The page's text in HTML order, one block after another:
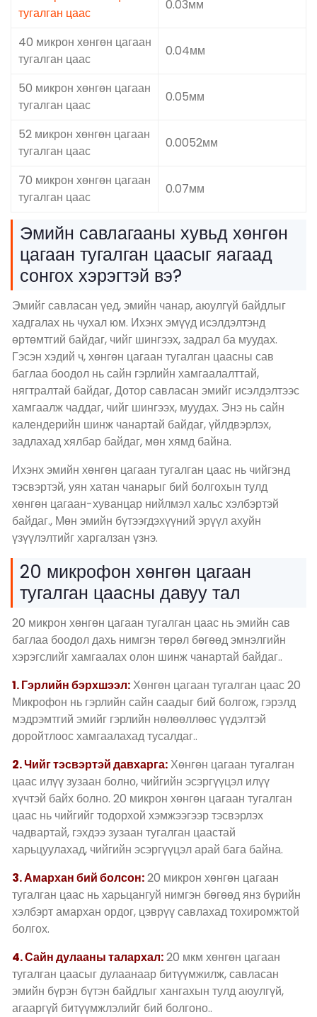
тугалган цаас
0.03мм
40 микрон хөнгөн цагаан
тугалган цаас
0.04мм
50 микрон хөнгөн цагаан
тугалган цаас
0.05мм
52 микрон хөнгөн цагаан
тугалган цаас
0.0052мм
70 микрон хөнгөн цагаан
тугалган цаас
0.07мм
Эмийн савлагааны хувьд хөнгөн
цагаан тугалган цаасыг яагаад
сонгох хэрэгтэй вэ?
Эмийг савласан үед, эмийн чанар, аюулгүй байдлыг
хадгалах нь чухал юм. Ихэнх эмүүд исэлдэлтэнд
өртөмтгий байдаг, чийг шингээх, задрал ба муудах.
Гэсэн хэдий ч, хөнгөн цагаан тугалган цаасны сав
баглаа боодол нь сайн гэрлийн хамгаалалттай,
нягтралтай байдаг, Дотор савласан эмийг исэлдэлтээс
хамгаалж чаддаг, чийг шингээх, муудах. Энэ нь сайн
календерийн шинж чанартай байдаг, үйлдвэрлэх,
задлахад хялбар байдаг, мөн хямд байна.
Ихэнх эмийн хөнгөн цагаан тугалган цаас нь чийгэнд
тэсвэртэй, уян хатан чанарыг бий болгохын тулд
хөнгөн цагаан-хуванцар нийлмэл хальс хэлбэртэй
байдаг., Мөн эмийн бүтээгдэхүүний эрүүл ахуйн
үзүүлэлтийг харгалзан үзнэ.
20 микрофон хөнгөн цагаан
тугалган цаасны давуу тал
20 микрон хөнгөн цагаан тугалган цаас нь эмийн сав
баглаа боодол дахь нимгэн төрөл бөгөөд эмнэлгийн
хэрэгслийг хамгаалах олон шинж чанартай байдаг..
1. Гэрлийн бэрхшээл:Хөнгөн цагаан тугалган цаас 20
Микрофон нь гэрлийн сайн саадыг бий болгож, гэрэлд
мэдрэмтгий эмийг гэрлийн нөлөөллөөс үүдэлтэй
доройтлоос хамгаалахад тусалдаг..
2. Чийг тэсвэртэй давхарга:Хөнгөн цагаан тугалган
цаас илүү зузаан болно, чийгийн эсэргүүцэл илүү
хүчтэй байх болно. 20 микрон хөнгөн цагаан тугалган
цаас нь чийгийг тодорхой хэмжээгээр тэсвэрлэх
чадвартай, гэхдээ зузаан тугалган цаастай
харьцуулахад, чийгийн эсэргүүцэл арай бага байна.
3. Амархан бий болсон:20 микрон хөнгөн цагаан
тугалган цаас нь харьцангуй нимгэн бөгөөд янз бүрийн
хэлбэрт амархан ордог, цэврүү савлахад тохиромжтой
болгох.
4. Сайн дулааны талархал:20 мкм хөнгөн цагаан
тугалган цаасыг дулаанаар битүүмжилж, савласан
эмийн бүрэн бүтэн байдлыг хангахын тулд аюулгүй,
агааргүй битүүмжлэлийг бий болгоно..